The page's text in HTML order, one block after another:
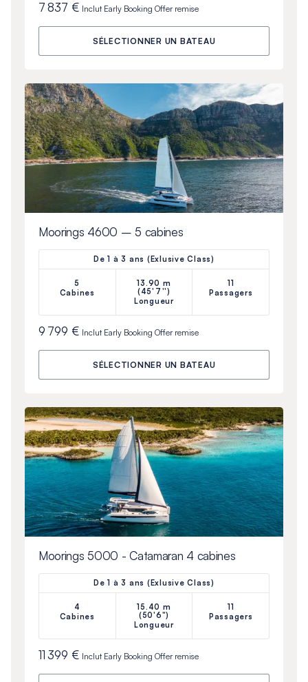
7 837 € Inclut Early Booking Offerremise
SÉLECTIONNER UN BATEAU
Moorings 4600 – 5 cabines
De 1 à 3 ans (Exlusive Class)
5
Cabines
13.90 m
(45'7'')
Longueur
11
Passagers
9 799 € Inclut Early Booking Offerremise
SÉLECTIONNER UN BATEAU
Moorings 5000 - Catamaran 4 cabines
De 1 à 3 ans (Exlusive Class)
4
Cabines
15.40 m
(50'6")
Longueur
11
Passagers
11 399 € Inclut Early Booking Offerremise